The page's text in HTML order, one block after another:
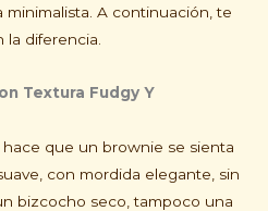
A continuación, te
diferencia.
Textura Fudgy Y
hace que un brownie se sienta
con mordida elegante, sin
bizcocho seco, tampoco una